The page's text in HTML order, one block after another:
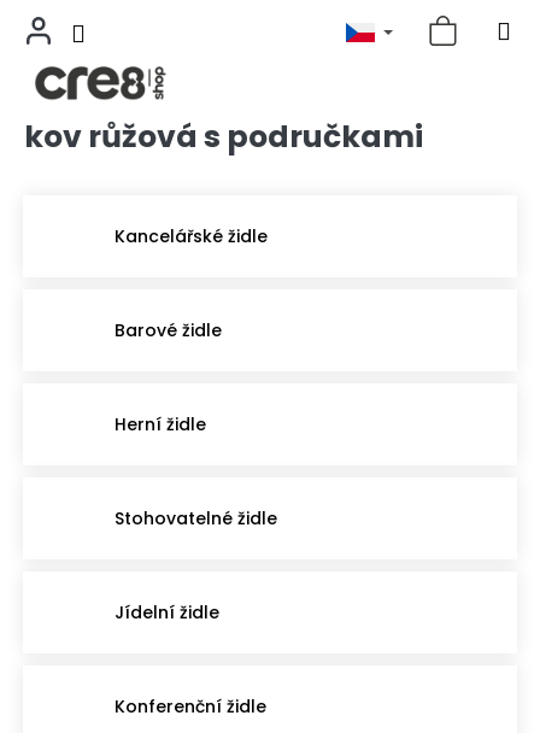
Přejítkov růžová s područkami
Kancelářské židle
Barové židle
Herní židle
Stohovatelné židle
Jídelní židle
Konferenční židle